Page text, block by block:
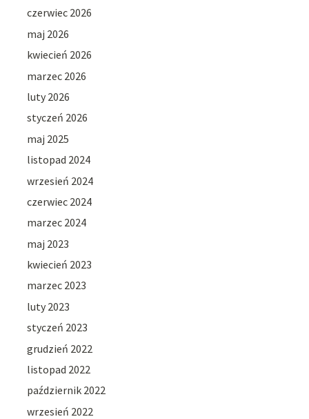
czerwiec 2026
maj 2026
kwiecień 2026
marzec 2026
luty 2026
styczeń 2026
maj 2025
listopad 2024
wrzesień 2024
czerwiec 2024
marzec 2024
maj 2023
kwiecień 2023
marzec 2023
luty 2023
styczeń 2023
grudzień 2022
listopad 2022
październik 2022
wrzesień 2022